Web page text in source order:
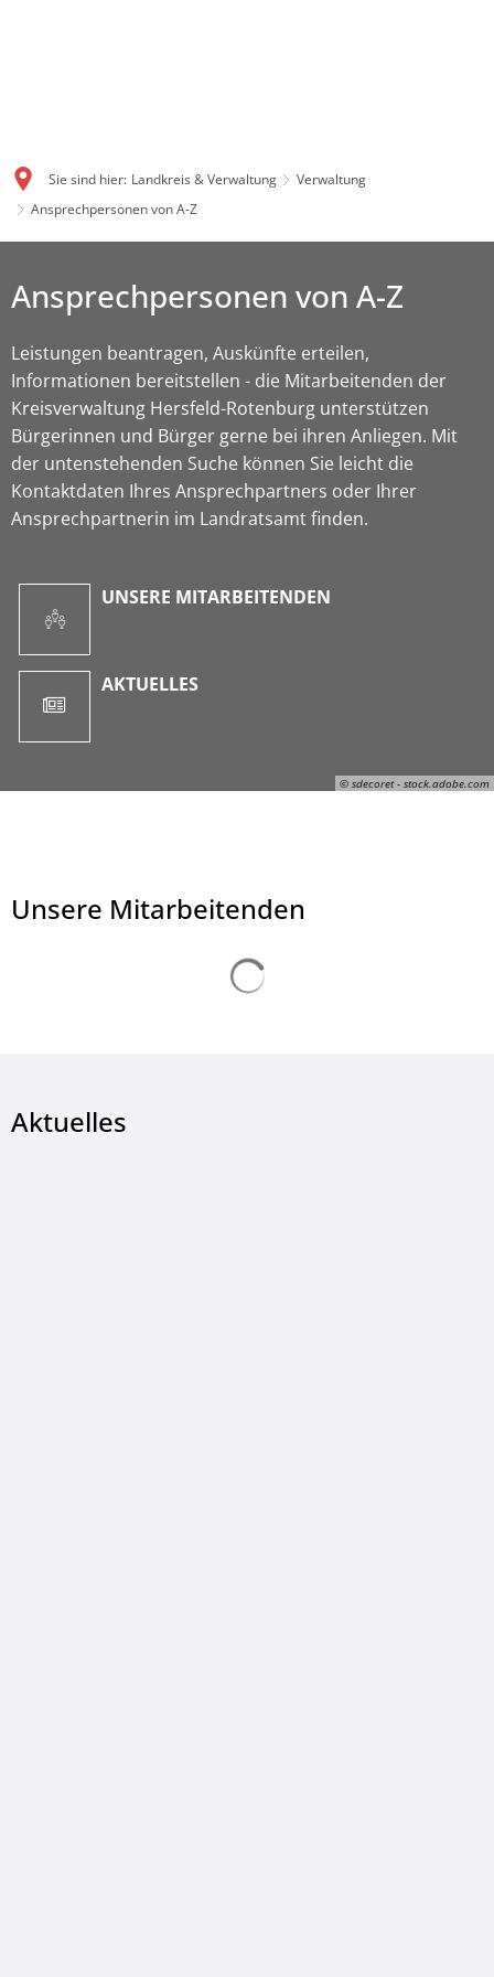
Sie sind hier: Landkreis & Verwaltung
Verwaltung
Ansprechpersonen von A-Z
© sdecoret - stock.adobe.com
Ansprechpersonen von A-Z
Leistungen beantragen, Auskünfte erteilen,
Informationen bereitstellen - die Mitarbeitenden der
Kreisverwaltung Hersfeld-Rotenburg unterstützen
Bürgerinnen und Bürger gerne bei ihren Anliegen. Mit
der untenstehenden Suche können Sie leicht die
Kontaktdaten Ihres Ansprechpartners oder Ihrer
Ansprechpartnerin im Landratsamt finden.
UNSERE MITARBEITENDEN
AKTUELLES
Unsere Mitarbeitenden
Aktuelles